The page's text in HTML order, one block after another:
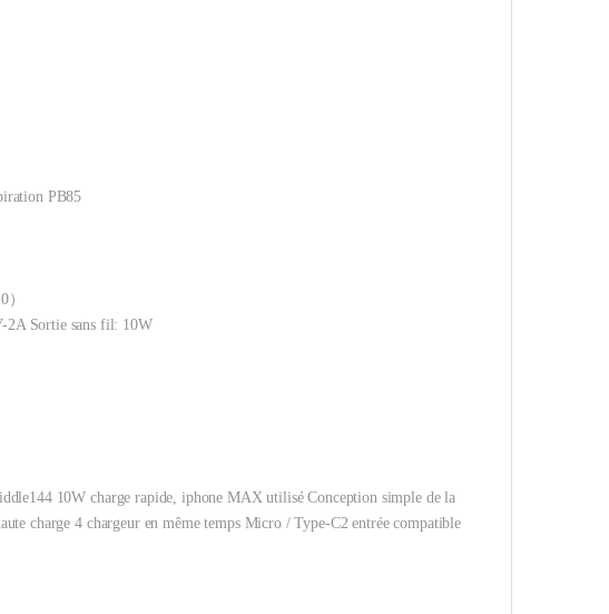
PB85
2A Sortie sans fil: 10W
10W charge rapide, iphone MAX utilisé Conception simple de la
charge 4 chargeur en même temps Micro / Type-C2 entrée compatible